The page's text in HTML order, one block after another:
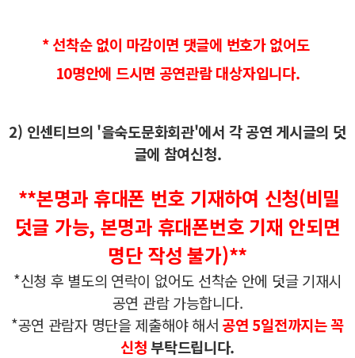
* 선착순 없이 마감이면 댓글에 번호가 없어도
10명안에 드시면 공연관람 대상자입니다.
2) 인센티브의 '을숙도문화회관'에서 각 공연 게시글의 덧
글에 참여신청.
**본명과 휴대폰 번호 기재하여 신청(비밀
덧글 가능, 본명과 휴대폰번호 기재 안되면
명단 작성 불가)**
*신청 후 별도의 연락이 없어도 선착순 안에 덧글 기재시
공연 관람 가능합니다.
*공연 관람자 명단을 제출해야 해서 공연 5일전까지는 꼭
신청 부탁드립니다.